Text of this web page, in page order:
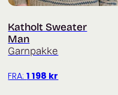
Katholt Sweater
Man
Garnpakke
FRA:1 198 kr